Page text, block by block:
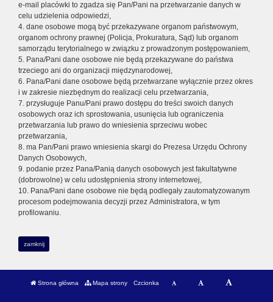
e-mail placówki to zgadza się Pan/Pani na przetwarzanie danych w
celu udzielenia odpowiedzi,
4. dane osobowe mogą być przekazywane organom państwowym,
organom ochrony prawnej (Policja, Prokuratura, Sąd) lub organom
samorządu terytorialnego w związku z prowadzonym postępowaniem,
5. Pana/Pani dane osobowe nie będą przekazywane do państwa
trzeciego ani do organizacji międzynarodowej,
6. Pana/Pani dane osobowe będą przetwarzane wyłącznie przez okres
i w zakresie niezbędnym do realizacji celu przetwarzania,
7. przysługuje Panu/Pani prawo dostępu do treści swoich danych
osobowych oraz ich sprostowania, usunięcia lub ograniczenia
przetwarzania lub prawo do wniesienia sprzeciwu wobec
przetwarzania,
8. ma Pan/Pani prawo wniesienia skargi do Prezesa Urzędu Ochrony
Danych Osobowych,
9. podanie przez Pana/Panią danych osobowych jest fakultatywne
(dobrowolne) w celu udostępnienia strony internetowej,
10. Pana/Pani dane osobowe nie będą podlegały zautomatyzowanym
procesom podejmowania decyzji przez Administratora, w tym
profilowaniu.
zamknij
Strona główna Mapa strony Czcionka